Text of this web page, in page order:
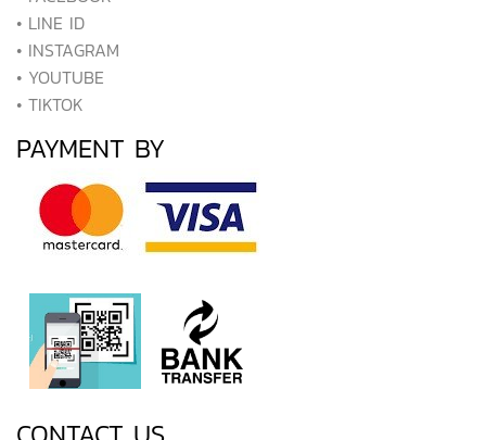
• LINE ID
• INSTAGRAM
• YOUTUBE
• TIKTOK
PAYMENT BY